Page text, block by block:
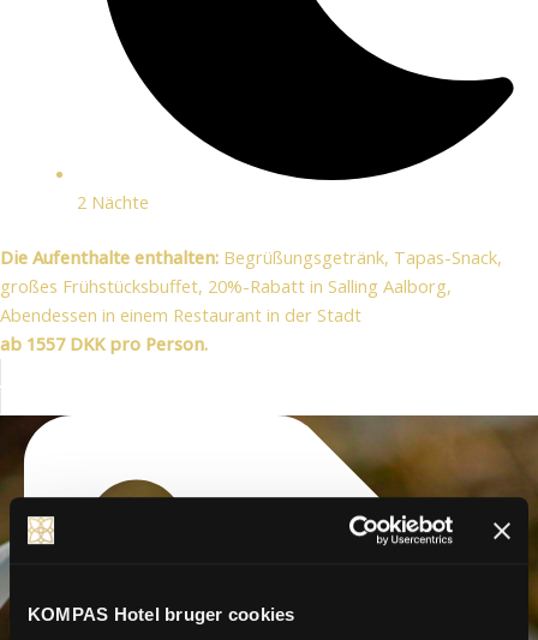
KOMPAS Hotel bruger cookies
2 Nächte
Die Aufenthalte enthalten: Begrüßungsgetränk, Tapas-Snack,
großes Frühstücksbuffet, 20%-Rabatt in Salling Aalborg,
Abendessen in einem Restaurant in der Stadt
ab 1557 DKK pro Person.